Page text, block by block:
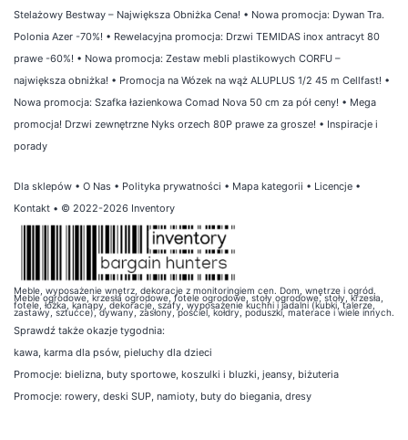
Stelażowy Bestway – Największa Obniżka Cena! • Nowa promocja: Dywan Tra.
Polonia Azer -70%! • Rewelacyjna promocja: Drzwi TEMIDAS inox antracyt 80
prawe -60%! • Nowa promocja: Zestaw mebli plastikowych CORFU –
największa obniżka! • Promocja na Wózek na wąż ALUPLUS 1/2 45 m Cellfast! •
Nowa promocja: Szafka łazienkowa Comad Nova 50 cm za pół ceny! • Mega
promocja! Drzwi zewnętrzne Nyks orzech 80P prawe za grosze! • Inspiracje i
porady
Dla sklepów • O Nas • Polityka prywatności • Mapa kategorii • Licencje •
Kontakt • © 2022-2026 Inventory
Meble, wyposażenie wnętrz, dekoracje z monitoringiem cen. Dom, wnętrze i ogród.
Meble ogrodowe, krzesła ogrodowe, fotele ogrodowe, stoły ogrodowe, stoły, krzesła,
fotele, łóżka, kanapy, dekoracje, szafy, wyposażenie kuchni i jadalni (kubki, talerze,
zastawy, sztućce), dywany, zasłony, pościel, kołdry, poduszki, materace i wiele innych.
Sprawdź także okazje tygodnia:
kawa, karma dla psów, pieluchy dla dzieci
Promocje: bielizna, buty sportowe, koszulki i bluzki, jeansy, biżuteria
Promocje: rowery, deski SUP, namioty, buty do biegania, dresy